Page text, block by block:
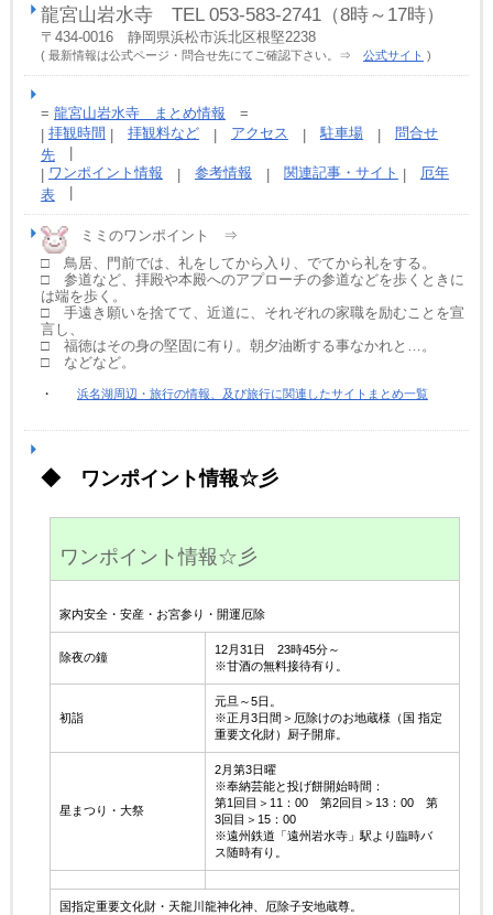
龍宮山岩水寺 TEL 053-583-2741（8時～17時）
〒434-0016 静岡県浜松市浜北区根堅2238
( 最新情報は公式ページ・問合せ先にてご確認下さい。⇒ 公式サイト )
= 龍宮山岩水寺 まとめ情報 =
| 拝観時間 | 拝観料など| アクセス | 駐車場| 問合せ
先|
| ワンポイント情報 | 参考情報 | 関連記事・サイト | 厄年
表|
ミミのワンポイント ⇒
□ 鳥居、門前では、礼をしてから入り、でてから礼をする。
□ 参道など、拝殿や本殿へのアプローチの参道などを歩くときに
は端を歩く。
□ 手遠き願いを捨てて、近道に、それぞれの家職を励むことを宣
言し、
□ 福徳はその身の堅固に有り。朝夕油断する事なかれと…。
□ などなど。
・ 浜名湖周辺・旅行の情報、及び旅行に関連したサイトまとめ一覧
◆ ワンポイント情報☆彡
ワンポイント情報☆彡
家内安全・安産・お宮参り・開運厄除
除夜の鐘
12月31日 23時45分～
※甘酒の無料接待有り。
初詣
元旦～5日。
※正月3日間＞厄除けのお地蔵様（国 指定
重要文化財）厨子開扉。
星まつり・大祭
2月第3日曜
※奉納芸能と投げ餅開始時間：
第1回目＞11：00 第2回目＞13：00 第
3回目＞15：00
※遠州鉄道「遠州岩水寺」駅より臨時バ
ス随時有り。
国指定重要文化財・天龍川龍神化神、厄除子安地蔵尊。